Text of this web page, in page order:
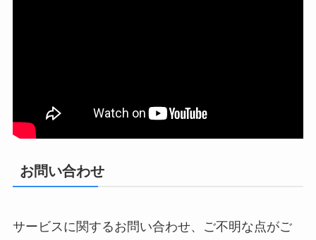
お問い合わせ
サービスに関するお問い合わせ、ご不明な点がご